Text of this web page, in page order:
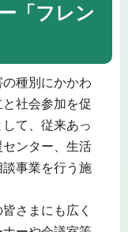
「フレン
種別にかかわ
社会参加を促
て、従来あっ
ンター、生活
事業を行う施
さまにも広く